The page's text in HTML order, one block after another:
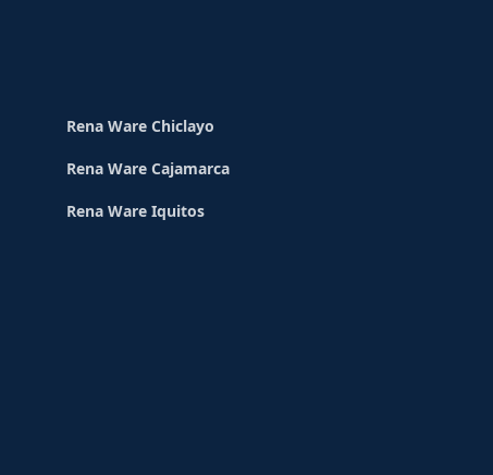
Rena Ware Chiclayo
Rena Ware Cajamarca
Rena Ware Iquitos